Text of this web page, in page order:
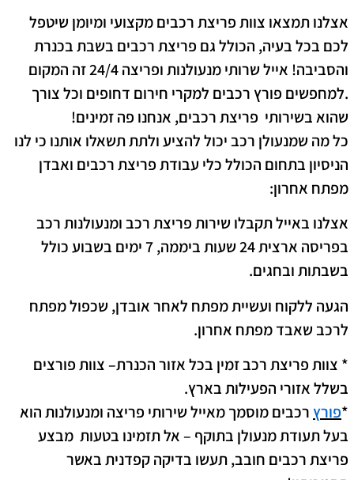
אצלנו תמצאו צוות פריצת רכבים מקצועי ומיומן שיטפל
לכם בכל בעיה, הכולל גם פריצת רכבים בשבת בכנרת
והסביבה! אייל שרותי מנעולנות ופריצה 24/4 זה המקום
.למחפשים פורץ רכבים למקרי חירום דחופים וכל צורך
שהוא בשירותי פריצת רכבים, אנחנו פה זמינים!
כל מה שמנעולן רכב יכול להציע ולתת תשאלו אותנו כי לנו
הניסיון בתחום הכולל כלי עבודת פריצת רכבים ואבדן
מפתח אחרון:
אצלנו באייל תקבלו שירות פריצת רכב ומנעולנות רכב
בפריסה ארצית 24 שעות ביממה, 7 ימים בשבוע כולל
בשבתות ובחגים.
הגעה ללקוח ועשיית מפתח לאחר אובדן, שכפול מפתח
לרכב שאבד מפתח אחרון.
* צוות פריצת רכב זמין בכל אזור הכנרת– צוות פורצים
בשלל אזורי הפעילות בארץ.
*פורץ רכבים מוסמך מאייל שירותי פריצה ומנעולנות הוא
בעל תעודת מנעולן בתוקף – אל תזמינו בטעות מבצע
פריצת רכבים חובב, תעשו בדיקה קפדנית באשר